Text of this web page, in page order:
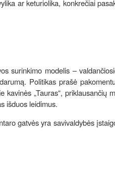
ar keturiolika, konkrečiai
surinkimo modelis –
Politikas prašė
kavinės „Tauras“, priklausančių
išduos leidimus.
gatvės yra savivaldybės